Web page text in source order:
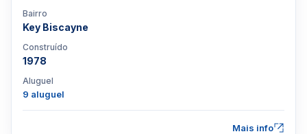
Bairro
Key Biscayne
Construído
1978
Aluguel
9 aluguel
Mais info